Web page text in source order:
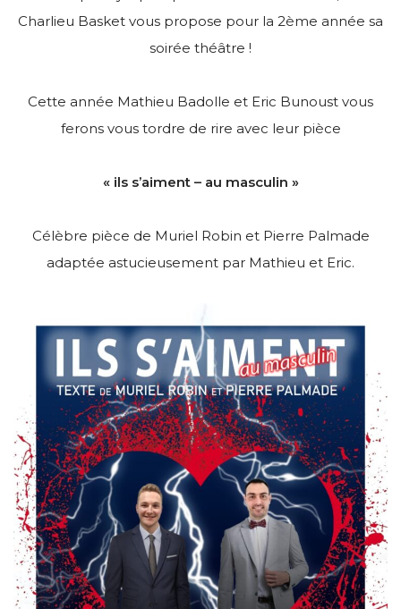
Charlieu Basket vous propose pour la 2ème année sa
soirée théâtre !
Cette année Mathieu Badolle et Eric Bunoust vous
ferons vous tordre de rire avec leur pièce
« ils s’aiment – au masculin »
Célèbre pièce de Muriel Robin et Pierre Palmade
adaptée astucieusement par Mathieu et Eric.